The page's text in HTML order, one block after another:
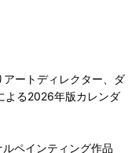
ートディレクター、ダ
よる2026年版カレンダ
ペインティング作品